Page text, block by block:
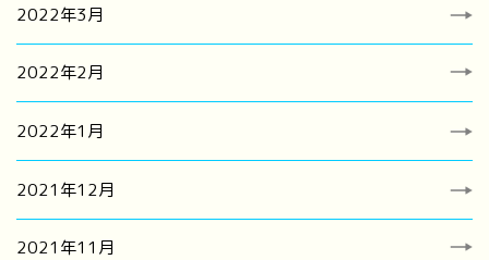
2022年3月
2022年2月
2022年1月
2021年12月
2021年11月